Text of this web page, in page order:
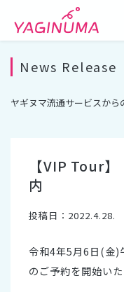
News Release
ヤギヌマ流通サービスか
【VIP Tour
内
投稿日：2022.4.28.
令和4年5月6日(金)
のご予約を開始い